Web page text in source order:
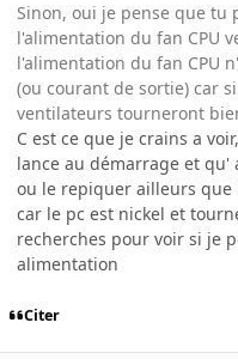
Sinon, oui je pense que
l'alimentation du fan CPU
l'alimentation du fan CPU
(ou courant de sortie) car
ventilateurs tourneront
C est ce que je crains a
lance au démarrage et qu'
ou le repiquer ailleurs
car le pc est nickel et
recherches pour voir si je
alimentation
Citer